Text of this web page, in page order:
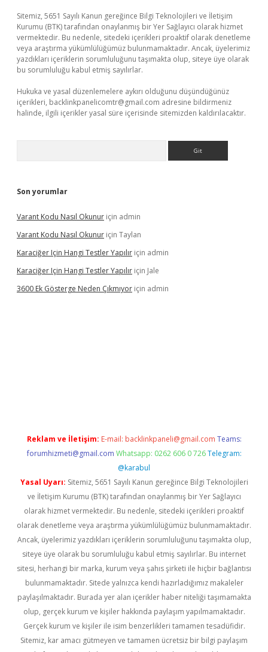
Sitemiz, 5651 Sayılı Kanun gereğince Bilgi Teknolojileri ve İletişim
Kurumu (BTK) tarafından onaylanmış bir Yer Sağlayıcı olarak hizmet
vermektedir. Bu nedenle, sitedeki içerikleri proaktif olarak denetleme
veya araştırma yükümlülüğümüz bulunmamaktadır. Ancak, üyelerimiz
yazdıkları içeriklerin sorumluluğunu taşımakta olup, siteye üye olarak
bu sorumluluğu kabul etmiş sayılırlar.
Hukuka ve yasal düzenlemelere aykırı olduğunu düşündüğünüz
içerikleri, backlinkpanelicomtr@gmail.com adresine bildirmeniz
halinde, ilgili içerikler yasal süre içerisinde sitemizden kaldırılacaktır.
Son yorumlar
Varant Kodu Nasıl Okunur için admin
Varant Kodu Nasıl Okunur için Taylan
Karaciğer Için Hangi Testler Yapılır için admin
Karaciğer Için Hangi Testler Yapılır için Jale
3600 Ek Gösterge Neden Çıkmıyor için admin
Reklam ve İletişim: E-mail: backlinkpaneli@gmail.com Teams:
forumhizmeti@gmail.com Whatsapp: 0262 606 0 726 Telegram:
@karabul
Yasal Uyarı: Sitemiz, 5651 Sayılı Kanun gereğince Bilgi Teknolojileri
ve İletişim Kurumu (BTK) tarafından onaylanmış bir Yer Sağlayıcı
olarak hizmet vermektedir. Bu nedenle, sitedeki içerikleri proaktif
olarak denetleme veya araştırma yükümlülüğümüz bulunmamaktadır.
Ancak, üyelerimiz yazdıkları içeriklerin sorumluluğunu taşımakta olup,
siteye üye olarak bu sorumluluğu kabul etmiş sayılırlar. Bu internet
sitesi, herhangi bir marka, kurum veya şahıs şirketi ile hiçbir bağlantısı
bulunmamaktadır. Sitede yalnızca kendi hazırladığımız makaleler
paylaşılmaktadır. Burada yer alan içerikler haber niteliği taşımamakta
olup, gerçek kurum ve kişiler hakkında paylaşım yapılmamaktadır.
Gerçek kurum ve kişiler ile isim benzerlikleri tamamen tesadüfidir.
Sitemiz, kar amacı gütmeyen ve tamamen ücretsiz bir bilgi paylaşım